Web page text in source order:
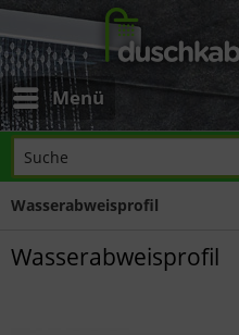
Menü
Wasserabweisprofil
Wasserabweisprofil